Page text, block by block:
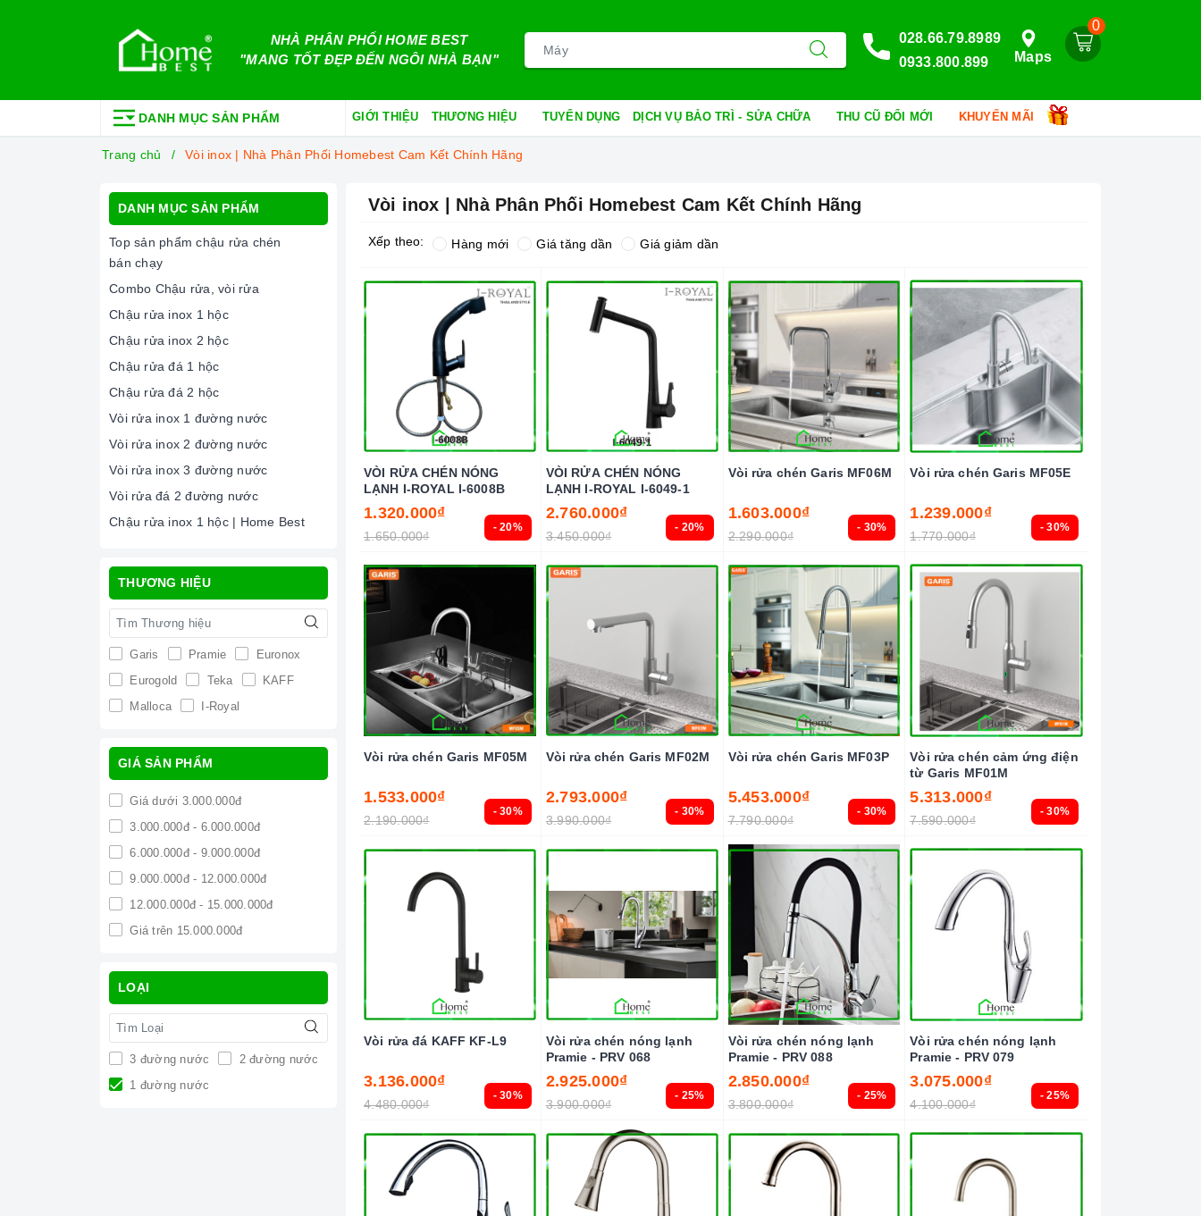
NHÀ PHÂN PHỐI HOME BEST
"MANG TỐT ĐẸP ĐẾN NGÔI NHÀ BẠN"
0
Maps
028.66.79.8989
0933.800.899
DANH MỤC SẢN PHẨM GIỚI THIỆU THƯƠNG HIỆU TUYỂN DỤNG DỊCH VỤ BẢO TRÌ - SỬA CHỮA THU CŨ ĐỔI MỚI KHUYẾN MÃI
Trang chủ Vòi inox | Nhà Phân Phối Homebest Cam Kết Chính Hãng
DANH MỤC SẢN PHẨM
Top sản phẩm chậu rửa chén
bán chạy
Combo Chậu rửa, vòi rửa
Chậu rửa inox 1 hộc
Chậu rửa inox 2 hộc
Chậu rửa đá 1 hộc
Chậu rửa đá 2 hộc
Vòi rửa inox 1 đường nước
Vòi rửa inox 2 đường nước
Vòi rửa inox 3 đường nước
Vòi rửa đá 2 đường nước
Chậu rửa inox 1 hộc | Home Best
THƯƠNG HIỆU
Garis Pramie
Euronox
Eurogold
Teka
KAFF
Malloca
I-Royal
GIÁ SẢN PHẨM
Giá dưới 3.000.000đ
3.000.000đ - 6.000.000đ
6.000.000đ - 9.000.000đ
9.000.000đ - 12.000.000đ
12.000.000đ - 15.000.000đ
Giá trên 15.000.000đ
LOẠI
3 đường nước
2 đường nước
1 đường nước
Vòi inox | Nhà Phân Phối Homebest Cam Kết Chính Hãng
Xếp theo: Hàng mới Giá tăng dần Giá giảm dần
- 20%
VÒI RỬA CHÉN NÓNG
LẠNH I-ROYAL I-6008B
1.320.000₫
1.650.000₫
- 20%
VÒI RỬA CHÉN NÓNG
LẠNH I-ROYAL I-6049-1
2.760.000₫
3.450.000₫
- 30%
Vòi rửa chén Garis MF06M
1.603.000₫
2.290.000₫
- 30%
Vòi rửa chén Garis MF05E
1.239.000₫
1.770.000₫
- 30%
Vòi rửa chén Garis MF05M
1.533.000₫
2.190.000₫
- 30%
Vòi rửa chén Garis MF02M
2.793.000₫
3.990.000₫
- 30%
Vòi rửa chén Garis MF03P
5.453.000₫
7.790.000₫
- 30%
Vòi rửa chén cảm ứng điện
từ Garis MF01M
5.313.000₫
7.590.000₫
- 30%
Vòi rửa đá KAFF KF-L9
3.136.000₫
4.480.000₫
- 25%
Vòi rửa chén nóng lạnh
Pramie - PRV 068
2.925.000₫
3.900.000₫
- 25%
Vòi rửa chén nóng lạnh
Pramie - PRV 088
2.850.000₫
3.800.000₫
- 25%
Vòi rửa chén nóng lạnh
Pramie - PRV 079
3.075.000₫
4.100.000₫